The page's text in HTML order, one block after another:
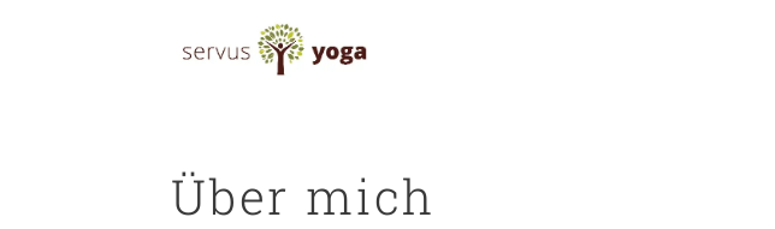
Über mich